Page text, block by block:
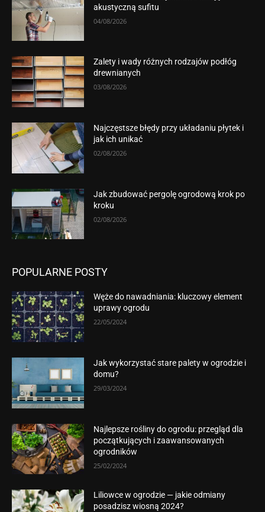
akustyczną sufitu
04/08/2026
Zalety i wady różnych rodzajów podłóg
drewnianych
03/08/2026
Najczęstsze błędy przy układaniu płytek i
jak ich unikać
02/08/2026
Jak zbudować pergolę ogrodową krok po
kroku
02/08/2026
POPULARNE POSTY
Węże do nawadniania: kluczowy element
uprawy ogrodu
22/05/2024
Jak wykorzystać stare palety w ogrodzie i
domu?
29/03/2024
Najlepsze rośliny do ogrodu: przegląd dla
początkujących i zaawansowanych
ogrodników
25/02/2024
Liliowce w ogrodzie — jakie odmiany
posadzisz wiosną 2024?